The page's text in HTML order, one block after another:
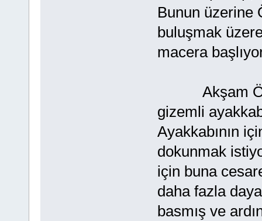
Bunun üzerine
buluşmak
macera
Akşam
gizemli
Ayakkabının
dokunmak
için buna
daha fazla
basmış ve